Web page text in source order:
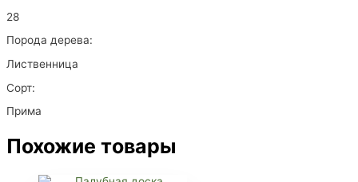
28
Порода дерева:
Лиственница
Сорт:
Прима
Похожие товары